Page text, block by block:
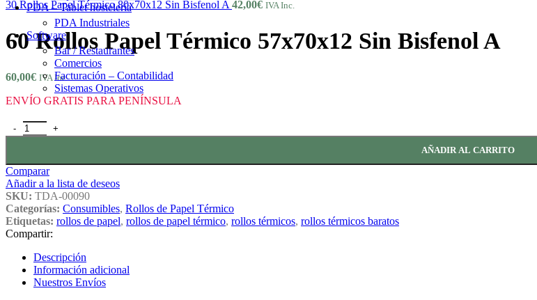
PDA – Tablet hostelería
PDA Industriales
Software
Bar / Restaurantes
Comercios
Facturación – Contabilidad
Sistemas Operativos
30 Rollos Papel Térmico 80x70x12 Sin Bisfenol A 42,00€ IVA Inc.
60 Rollos Papel Térmico 57x70x12 Sin Bisfenol A
60,00€ IVA Inc.
ENVÍO GRATIS PARA PENÍNSULA
60 Rollos Papel Térmico 57x70x12 Sin Bisfenol A cantidad
AÑADIR AL CARRITO
Comparar
Añadir a la lista de deseos
SKU: TDA-00090
Categorías: Consumibles, Rollos de Papel Térmico
Etiquetas: rollos de papel, rollos de papel térmico, rollos térmicos, rollos térmicos baratos
Compartir:
Descripción
Información adicional
Nuestros Envíos